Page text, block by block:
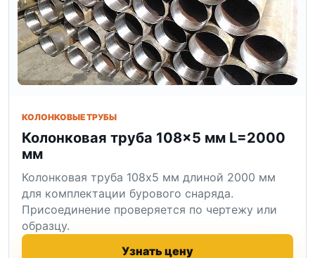
КОЛОНКОВЫЕ ТРУБЫ
Колонковая труба 108×5 мм L=2000
мм
Колонковая труба 108x5 мм длиной 2000 мм
для комплектации бурового снаряда.
Присоединение проверяется по чертежу или
образцу.
Узнать цену